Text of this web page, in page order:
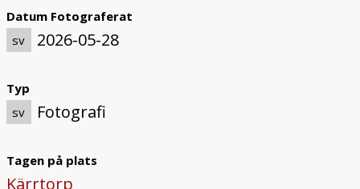
Datum Fotograferat
sv
2026-05-28
Typ
sv
Fotografi
Tagen på plats
Kärrtorp